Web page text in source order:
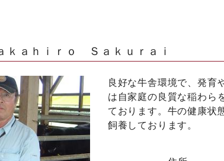
ａｈｉｒｏ Ｓａｋｕｒａｉ
良好な牛舎環境で、発育
は自家庭の良質な稲わら
ております。牛の健康状
飼養しております。